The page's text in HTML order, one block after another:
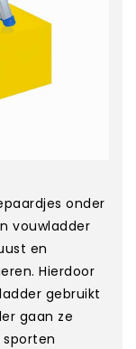
onder
vouwladder
en
Hierdoor
gebruikt
gaan ze